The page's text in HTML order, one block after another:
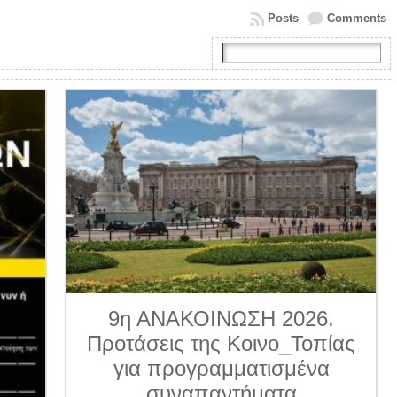
Comments
Posts
9η ΑΝΑΚΟΙΝΩΣΗ 2026.
Προτάσεις της Κοινο_Τοπίας
για προγραμματισμένα